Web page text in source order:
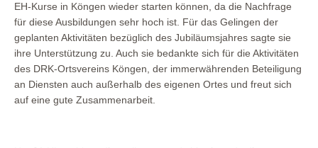
EH-Kurse in Köngen wieder starten können, da die Nachfrage
für diese Ausbildungen sehr hoch ist. Für das Gelingen der
geplanten Aktivitäten bezüglich des Jubiläumsjahres sagte sie
ihre Unterstützung zu. Auch sie bedankte sich für die Aktivitäten
des DRK-Ortsvereins Köngen, der immerwährenden Beteiligung
an Diensten auch außerhalb des eigenen Ortes und freut sich
auf eine gute Zusammenarbeit.